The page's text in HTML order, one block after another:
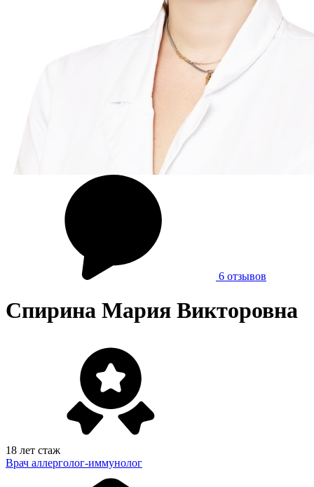
6 отзывов
Спирина Мария Викторовна
18 лет стаж
Врач аллерголог-иммунолог